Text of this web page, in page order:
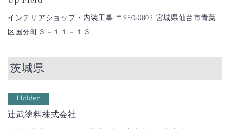
インテリアショップ・内装工事 〒980-0803 宮城県仙台市青葉
区国分町３－１１－１３
茨城県
Holder
辻武塗料株式会社